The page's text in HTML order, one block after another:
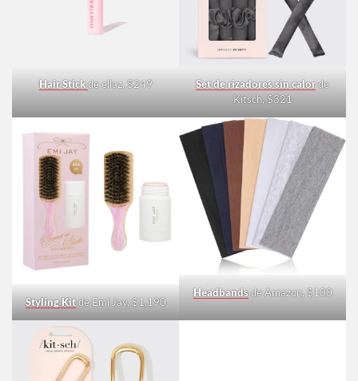
Hair Stickde ellaz, $249 Set de rizadores sin calorde
Kitsch, $321
Styling Kitde Emi Jay, $1,190
Headbandsde Amazon, $100